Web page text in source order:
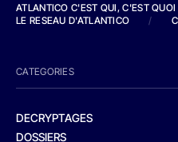
ATLANTICO C'EST QUI, C'EST QUOI
LE RESEAU D'ATLANTICO
/
CATEGORIES
DECRYPTAGES
DOSSIERS